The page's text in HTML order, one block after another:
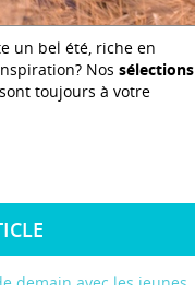
un bel été, riche en
Nos sélections
sont toujours à votre